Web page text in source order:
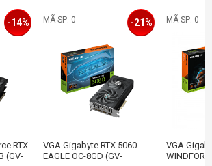
RTX
(GV-
-14% MÃ SP: 0
VGA Gigabyte RTX 5060
EAGLE OC-8GD (GV-
-21% MÃ SP: 0
VGA